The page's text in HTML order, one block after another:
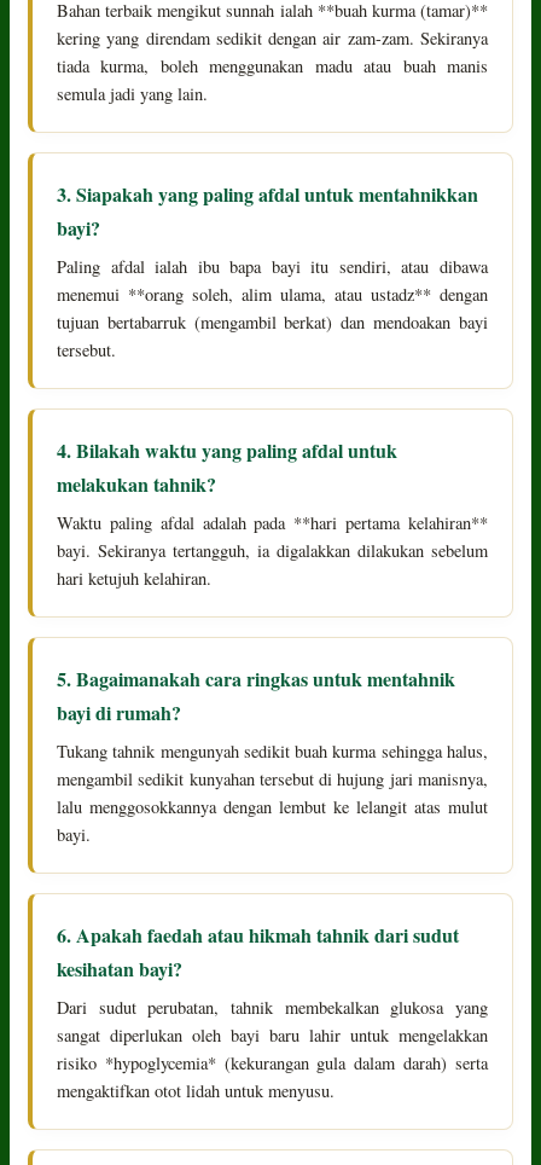
Bahan terbaik mengikut sunnah ialah **buah kurma (tamar)**
kering yang direndam sedikit dengan air zam-zam. Sekiranya
tiada kurma, boleh menggunakan madu atau buah manis
semula jadi yang lain.
3. Siapakah yang paling afdal untuk mentahnikkan
bayi?
Paling afdal ialah ibu bapa bayi itu sendiri, atau dibawa
menemui **orang soleh, alim ulama, atau ustadz** dengan
tujuan bertabarruk (mengambil berkat) dan mendoakan bayi
tersebut.
4. Bilakah waktu yang paling afdal untuk
melakukan tahnik?
Waktu paling afdal adalah pada **hari pertama kelahiran**
bayi. Sekiranya tertangguh, ia digalakkan dilakukan sebelum
hari ketujuh kelahiran.
5. Bagaimanakah cara ringkas untuk mentahnik
bayi di rumah?
Tukang tahnik mengunyah sedikit buah kurma sehingga halus,
mengambil sedikit kunyahan tersebut di hujung jari manisnya,
lalu menggosokkannya dengan lembut ke lelangit atas mulut
bayi.
6. Apakah faedah atau hikmah tahnik dari sudut
kesihatan bayi?
Dari sudut perubatan, tahnik membekalkan glukosa yang
sangat diperlukan oleh bayi baru lahir untuk mengelakkan
risiko *hypoglycemia* (kekurangan gula dalam darah) serta
mengaktifkan otot lidah untuk menyusu.